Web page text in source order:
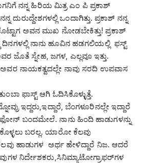
ನನ್ನ ಹಿರಿಯ ಮಿತ್ರ ಎಂ ಪಿ ಪ್ರಕಾಶ್
ಒಂದಾಗಿತ್ತು. ಪ್ರಕಾಶ್ ನನ್ನ
ಅವನ ಮುಖ ನೋಡಬೇಕಿತ್ತು! ಪ್ರಕಾಶ್
ದಿನಗಳಲ್ಲಿ ನಾನು ಹೂವಿನ ಹಡಗಲಿಯಲ್ಲಿ ಫಸ್ಟ್
ಜೊತೆ ಸ್ನೇಹ, ಜಗಳ, ಎಲ್ಲವೂ ಇತ್ತು.
ನಾಯಕತ್ವದಲ್ಲೇ ನಾವು ಸರದಿ ಉಪವಾಸ
ಫಾಸ್ಟ್ ಆಗಿ ಓದಿಸಿಕೊಳ್ಳುತ್ತೆ.
ಇದ್ದರು,ಇದ್ದಾರೆ, ಬೆಂಗಳೂರಿನಲ್ಲೇ ಇದ್ದಾರೆ
ಫೋನ್ ಬಂದಮೇಲೆ. ನಾನು ಹಿಂದಿ ಹಾಡುಗಳನ್ನು
ಬರಲ್ಲ. ಯಾರೋ ಕೆಲವು
ಹಾಡುಗಳ ಅರ್ಥ ಹೇಳಿದ್ದಾರೆ ನಿಜ. ಆದರೆ
ನಿರ್ದೇಶಕರು,ಸಿನಿಮ್ಯಾಟೋಗ್ರಾಫರ್‌ಗಳ